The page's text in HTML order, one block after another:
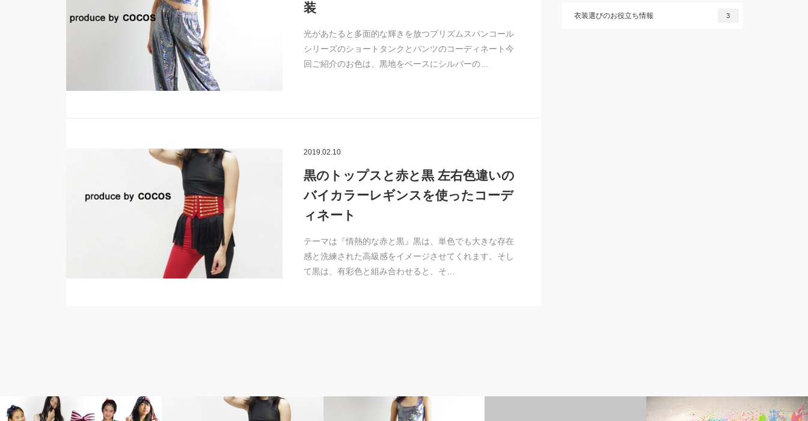
装
光があたると多面的な輝きを放つプリズムスパンコール
シリーズのショートタンクとパンツのコーディネート今
回ご紹介のお色は、黒地をベースにシルバーの…
2019.02.10
黒のトップスと赤と黒 左右色違いの
バイカラーレギンスを使ったコーデ
ィネート
テーマは『情熱的な赤と黒』黒は、単色でも大きな存在
感と洗練された高級感をイメージさせてくれます。そし
て黒は、有彩色と組み合わせると、そ…
衣装選びのお役立ち情報 3